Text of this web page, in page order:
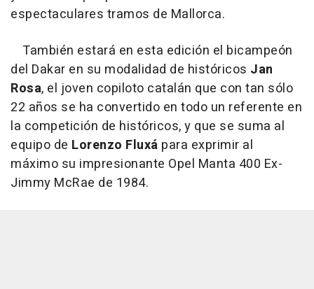
espectaculares tramos de Mallorca.
También estará en esta edición el bicampeón
del Dakar en su modalidad de históricos Jan
Rosa, el joven copiloto catalán que con tan sólo
22 años se ha convertido en todo un referente en
la competición de históricos, y que se suma al
equipo de Lorenzo Fluxá para exprimir al
máximo su impresionante Opel Manta 400 Ex-
Jimmy McRae de 1984.